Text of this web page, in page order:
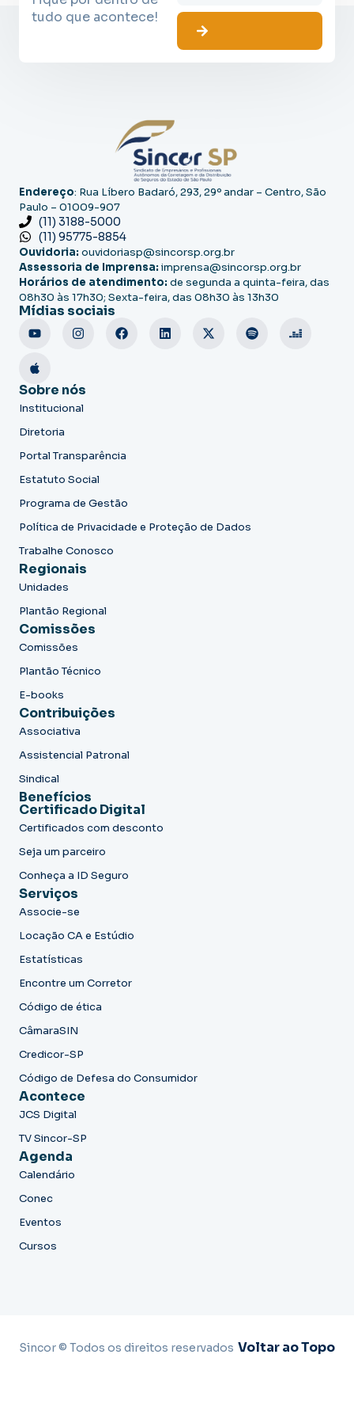
tudo que acontece!
Endereço: Rua Líbero Badaró, 293, 29º andar – Centro, São
Paulo – 01009-907
(11) 3188-5000
(11) 95775-8854
Ouvidoria: ouvidoriasp@sincorsp.org.br
Assessoria de Imprensa: imprensa@sincorsp.org.br
Horários de atendimento: de segunda a quinta-feira, das
08h30 às 17h30; Sexta-feira, das 08h30 às 13h30
Mídias sociais
Sobre nós
Institucional
Diretoria
Portal Transparência
Estatuto Social
Programa de Gestão
Política de Privacidade e Proteção de Dados
Trabalhe Conosco
Regionais
Unidades
Plantão Regional
Comissões
Comissões
Plantão Técnico
E-books
Contribuições
Associativa
Assistencial Patronal
Sindical
Benefícios
Certificado Digital
Certificados com desconto
Seja um parceiro
Conheça a ID Seguro
Serviços
Associe-se
Locação CA e Estúdio
Estatísticas
Encontre um Corretor
Código de ética
CâmaraSIN
Credicor-SP
Código de Defesa do Consumidor
Acontece
JCS Digital
TV Sincor-SP
Agenda
Calendário
Conec
Eventos
Cursos
Sincor © Todos os direitos reservados Voltar ao Topo